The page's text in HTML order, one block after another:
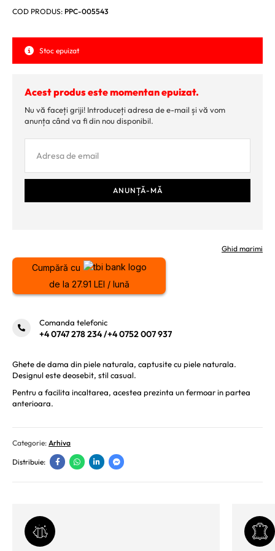
COD PRODUS: PPC-005543
Stoc epuizat
Acest produs este momentan epuizat.
Nu vă faceți griji! Introduceți adresa de e-mail și vă vom
anunța când va fi din nou disponibil.
Ghid marimi
Cumpără cu
de la 27.91 LEI / lună
Comanda telefonic
+4 0747 278 234/+4 0752 007 937
Ghete de dama din piele naturala, captusite cu piele naturala.
Designul este deosebit, stil casual.
Pentru a facilita incaltarea, acestea prezinta un fermoar in partea
anterioara.
Categorie: Arhiva
Distribuie: